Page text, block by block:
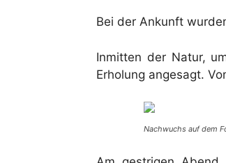
Bei der Ankunft
Inmitten der Natur,
Erholung angesagt.
Nachwuchs auf dem